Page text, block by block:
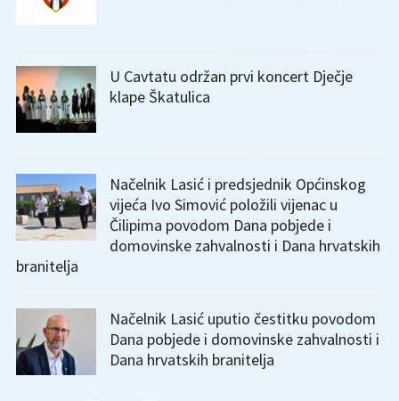
U Cavtatu održan prvi koncert Dječje
klape Škatulica
Načelnik Lasić i predsjednik Općinskog
vijeća Ivo Simović položili vijenac u
Čilipima povodom Dana pobjede i
domovinske zahvalnosti i Dana hrvatskih
branitelja
Načelnik Lasić uputio čestitku povodom
Dana pobjede i domovinske zahvalnosti i
Dana hrvatskih branitelja